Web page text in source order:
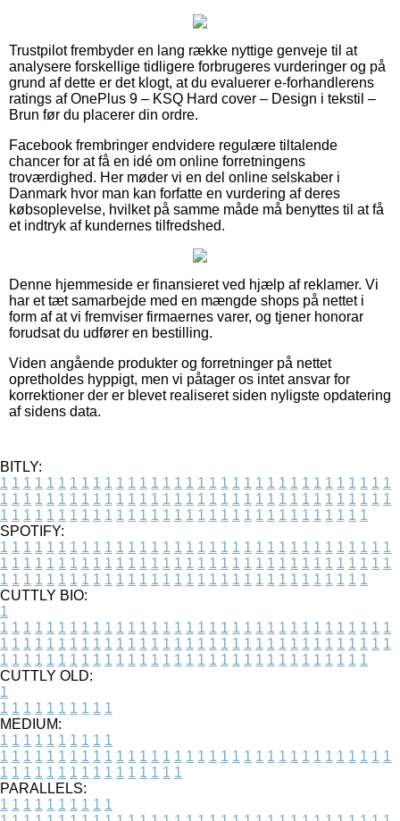
Trustpilot frembyder en lang række nyttige genveje til at
analysere forskellige tidligere forbrugeres vurderinger og på
grund af dette er det klogt, at du evaluerer e-forhandlerens
ratings af OnePlus 9 – KSQ Hard cover – Design i tekstil –
Brun før du placerer din ordre.
Facebook frembringer endvidere regulære tiltalende
chancer for at få en idé om online forretningens
troværdighed. Her møder vi en del online selskaber i
Danmark hvor man kan forfatte en vurdering af deres
købsoplevelse, hvilket på samme måde må benyttes til at få
et indtryk af kundernes tilfredshed.
Denne hjemmeside er finansieret ved hjælp af reklamer. Vi
har et tæt samarbejde med en mængde shops på nettet i
form af at vi fremviser firmaernes varer, og tjener honorar
forudsat du udfører en bestilling.
Viden angående produkter og forretninger på nettet
opretholdes hyppigt, men vi påtager os intet ansvar for
korrektioner der er blevet realiseret siden nyligste opdatering
af sidens data.
BITLY:
1 1 1 1 1 1 1 1 1 1 1 1 1 1 1 1 1 1 1 1 1 1 1 1 1 1 1 1 1 1 1 1 1 1
1 1 1 1 1 1 1 1 1 1 1 1 1 1 1 1 1 1 1 1 1 1 1 1 1 1 1 1 1 1 1 1 1 1
1 1 1 1 1 1 1 1 1 1 1 1 1 1 1 1 1 1 1 1 1 1 1 1 1 1 1 1 1 1 1 1
SPOTIFY:
1 1 1 1 1 1 1 1 1 1 1 1 1 1 1 1 1 1 1 1 1 1 1 1 1 1 1 1 1 1 1 1 1 1
1 1 1 1 1 1 1 1 1 1 1 1 1 1 1 1 1 1 1 1 1 1 1 1 1 1 1 1 1 1 1 1 1 1
1 1 1 1 1 1 1 1 1 1 1 1 1 1 1 1 1 1 1 1 1 1 1 1 1 1 1 1 1 1 1 1
CUTTLY BIO:
1
1 1 1 1 1 1 1 1 1 1 1 1 1 1 1 1 1 1 1 1 1 1 1 1 1 1 1 1 1 1 1 1 1 1
1 1 1 1 1 1 1 1 1 1 1 1 1 1 1 1 1 1 1 1 1 1 1 1 1 1 1 1 1 1 1 1 1 1
1 1 1 1 1 1 1 1 1 1 1 1 1 1 1 1 1 1 1 1 1 1 1 1 1 1 1 1 1 1 1 1
CUTTLY OLD:
1
1 1 1 1 1 1 1 1 1 1
MEDIUM:
1 1 1 1 1 1 1 1 1 1
1 1 1 1 1 1 1 1 1 1 1 1 1 1 1 1 1 1 1 1 1 1 1 1 1 1 1 1 1 1 1 1 1 1
1 1 1 1 1 1 1 1 1 1 1 1 1 1 1 1
PARALLELS:
1 1 1 1 1 1 1 1 1 1